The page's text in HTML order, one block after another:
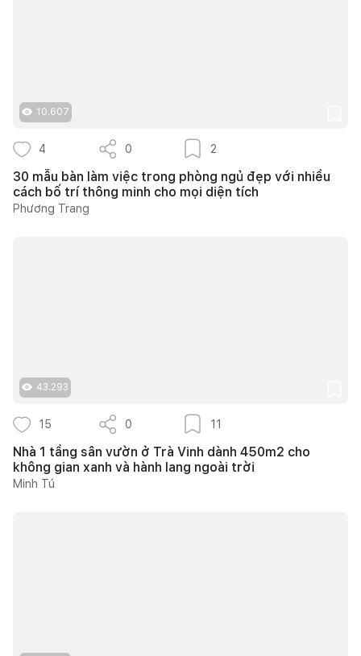
10.607
4 0 2
30 mẫu bàn làm việc trong phòng ngủ đẹp với nhiều
cách bố trí thông minh cho mọi diện tích
Phương Trang
43.293
15 0 11
Nhà 1 tầng sân vườn ở Trà Vinh dành 450m2 cho
không gian xanh và hành lang ngoài trời
Minh Tú